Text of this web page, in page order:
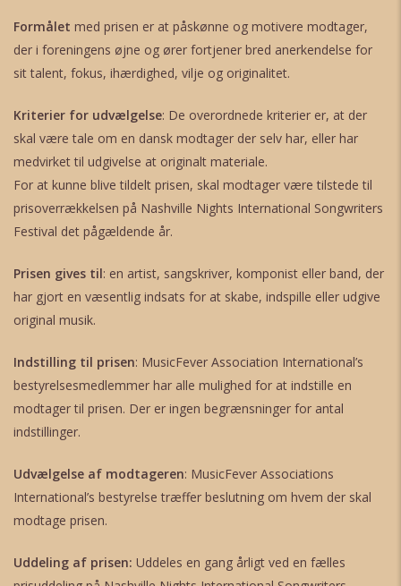
Formålet med prisen er at påskønne og motivere modtager,
der i foreningens øjne og ører fortjener bred anerkendelse for
sit talent, fokus, ihærdighed, vilje og originalitet.
Kriterier for udvælgelse: De overordnede kriterier er, at der
skal være tale om en dansk modtager der selv har, eller har
medvirket til udgivelse at originalt materiale.
For at kunne blive tildelt prisen, skal modtager være tilstede til
prisoverrækkelsen på Nashville Nights International Songwriters
Festival det pågældende år.
Prisen gives til: en artist, sangskriver, komponist eller band, der
har gjort en væsentlig indsats for at skabe, indspille eller udgive
original musik.
Indstilling til prisen: MusicFever Association International’s
bestyrelsesmedlemmer har alle mulighed for at indstille en
modtager til prisen. Der er ingen begrænsninger for antal
indstillinger.
Udvælgelse af modtageren: MusicFever Associations
International’s bestyrelse træffer beslutning om hvem der skal
modtage prisen.
Uddeling af prisen: Uddeles en gang årligt ved en fælles